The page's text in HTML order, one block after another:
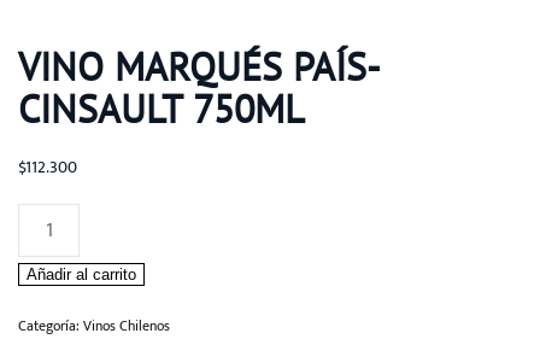
VINO MARQUÉS PAÍS-
CINSAULT 750ML
$112.300
Vino
Marqués
País-
Cinsault
Añadir al carrito
Categoría: Vinos Chilenos